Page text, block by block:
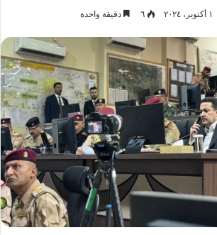
١ أكتوبر، ٢٠٢٤ ٦ دقيقة واحدة